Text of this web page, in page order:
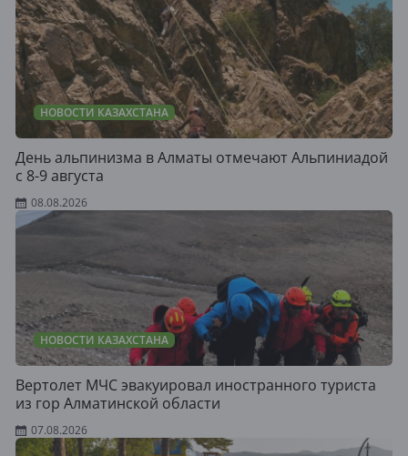
НОВОСТИ КАЗАХСТАНА
День альпинизма в Алматы отмечают Альпиниадой
с 8-9 августа
08.08.2026
НОВОСТИ КАЗАХСТАНА
Вертолет МЧС эвакуировал иностранного туриста
из гор Алматинской области
07.08.2026